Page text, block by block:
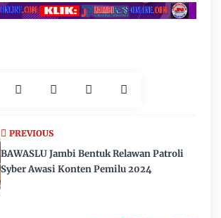
PREVIOUS
BAWASLU Jambi Bentuk Relawan Patroli
Syber Awasi Konten Pemilu 2024